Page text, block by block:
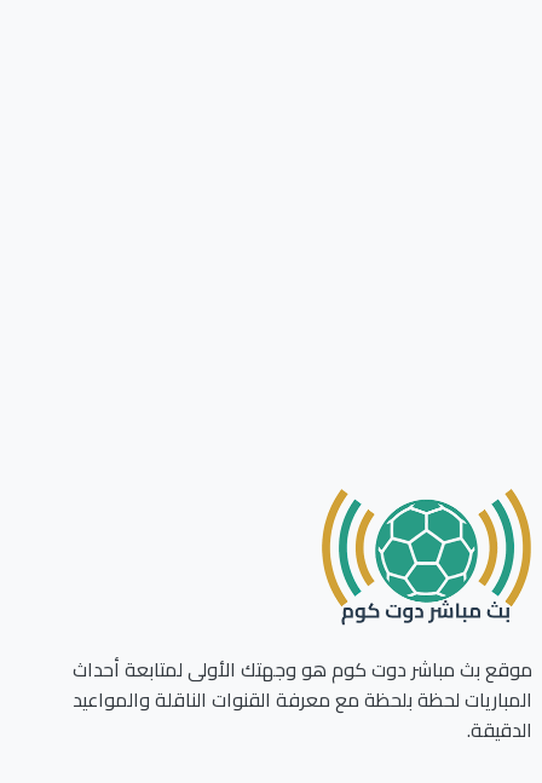
بث مباشر دوت كوم هو وجهتك الأولى لمتابعة أحداث
لحظة بلحظة مع معرفة القنوات الناقلة والمواعيد